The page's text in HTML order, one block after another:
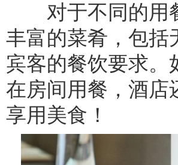
对于不同的用餐
丰富的菜肴，包括
宾客的餐饮要求。
在房间用餐，酒店
享用美食！